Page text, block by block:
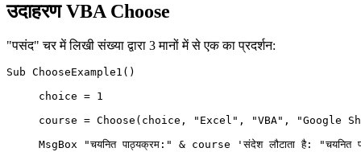
उदाहरण VBA Choose
"पसंद" चर में लिखी संख्या द्वारा 3 मानों में से एक का प्रदर्शन:
Sub ChooseExample1()
     choice = 1
course = Choose(choice, "Excel", "VBA", "Google
MsgBox "चयनित पाठ्यक्रम:" & course 'संदेश लौटाता है: "चयनित